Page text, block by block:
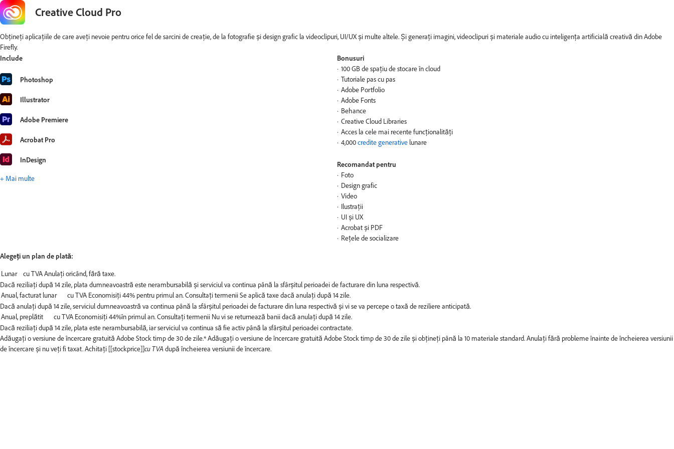
Creative Cloud Pro
Obțineți aplicațiile de care aveți nevoie pentru orice fel de sarcini de creație, de la fotografie și design grafic la videoclipuri, UI/UX și multe altele. Și generați imagini, videoclipuri și materiale audio cu inteligența artificială creativă din Adobe
Firefly.
Include
Photoshop
Illustrator
Adobe Premiere
Acrobat Pro
InDesign
+ Mai multe
Bonusuri
100 GB de spațiu de stocare în cloud
Tutoriale pas cu pas
Adobe Portfolio
Adobe Fonts
Behance
Creative Cloud Libraries
Acces la cele mai recente funcționalități
4,000credite generative lunare
Recomandat pentru
Foto
Design grafic
Video
Ilustrații
UI și UX
Acrobat și PDF
Rețele de socializare
Alegeți un plan de plată:
Dacă reziliați după 14 zile, plata dumneavoastră este nerambursabilă și serviciul va continua până la sfârșitul perioadei de facturare din luna respectivă.
Dacă anulați după 14 zile, serviciul dumneavoastră va continua până la sfârșitul perioadei de facturare din luna respectivă și vi se va percepe o taxă de reziliere anticipată.
Dacă reziliați după 14 zile, plata este nerambursabilă, iar serviciul va continua să fie activ până la sfârșitul perioadei contractate.
Adăugați o versiune de încercare gratuită Adobe Stock timp de 30 de zile.*Adăugați o versiune de încercare gratuită Adobe Stock timp de 30 de zile și obțineți până la 10 materiale standard. Anulați fără probleme înainte de încheierea versiunii
de încercare și nu veți fi taxat. Achitați [[stockprice]]cu TVAdupă încheierea versiunii de încercare.